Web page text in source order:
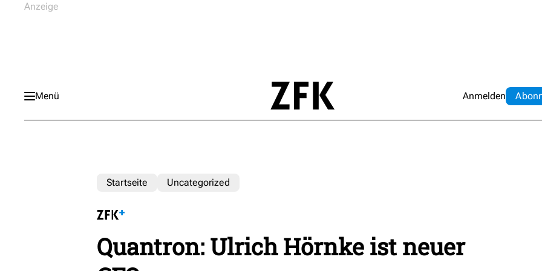
Menü Anmelden Abo
Startseite Uncategorized
Quantron: Ulrich Hörnke ist neuer